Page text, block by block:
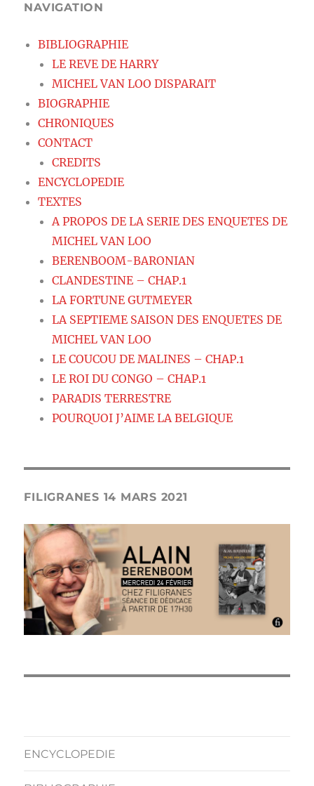
NAVIGATION
BIBLIOGRAPHIE
LE REVE DE HARRY
MICHEL VAN LOO DISPARAIT
BIOGRAPHIE
CHRONIQUES
CONTACT
CREDITS
ENCYCLOPEDIE
TEXTES
A PROPOS DE LA SERIE DES ENQUETES DE
MICHEL VAN LOO
BERENBOOM-BARONIAN
CLANDESTINE – CHAP.1
LA FORTUNE GUTMEYER
LA SEPTIEME SAISON DES ENQUETES DE
MICHEL VAN LOO
LE COUCOU DE MALINES – CHAP.1
LE ROI DU CONGO – CHAP.1
PARADIS TERRESTRE
POURQUOI J’AIME LA BELGIQUE
FILIGRANES 14 MARS 2021
ENCYCLOPEDIE